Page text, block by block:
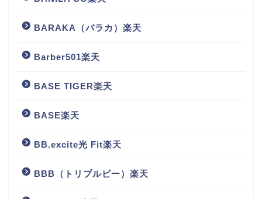
BARAKA（バラカ）楽天
Barber501楽天
BASE TIGER楽天
BASE楽天
BB.excite光 Fit楽天
BBB（トリプルビー）楽天